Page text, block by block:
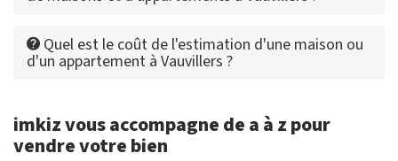
Quel est le coût de l'estimation d'une maison ou
d'un appartement à Vauvillers ?
imkiz vous accompagne de a à z pour
vendre votre bien